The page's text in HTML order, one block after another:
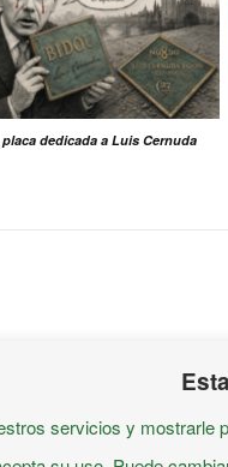
placa dedicada a Luis Cernuda
servicios y